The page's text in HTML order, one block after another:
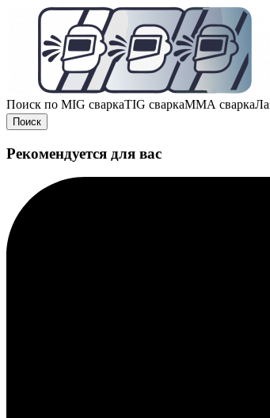
Поиск по MIG сваркаTIG сваркаMMA сварка
Поиск
Рекомендуется для вас